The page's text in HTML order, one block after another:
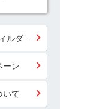
ーン
いて